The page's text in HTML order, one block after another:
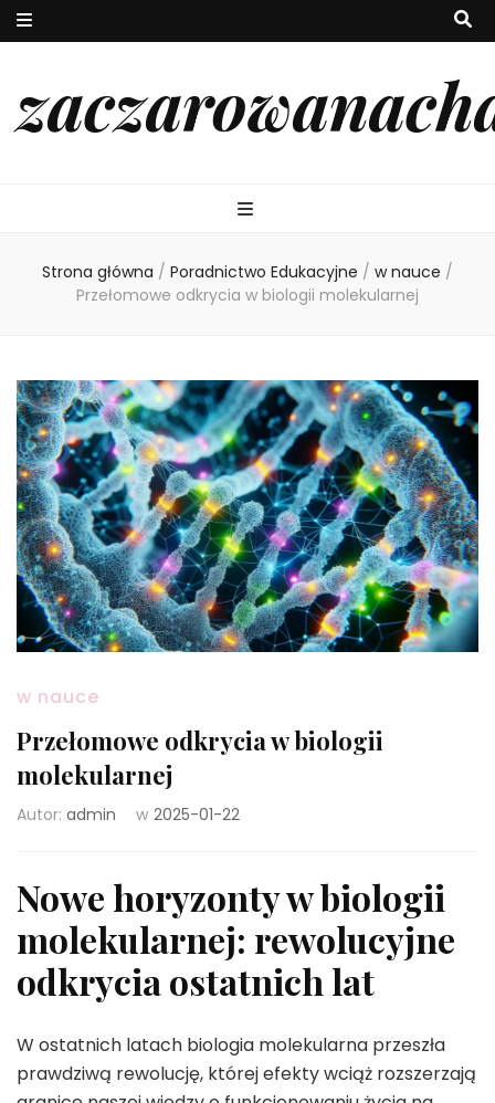
Strona główna / Poradnictwo Edukacyjne / w nauce /
Przełomowe odkrycia w biologii molekularnej
w nauce
Przełomowe odkrycia w biologii
molekularnej
Autor: admin w 2025-01-22
Nowe horyzonty w biologii
molekularnej: rewolucyjne
odkrycia ostatnich lat
W ostatnich latach biologia molekularna przeszła
prawdziwą rewolucję, której efekty wciąż rozszerzają